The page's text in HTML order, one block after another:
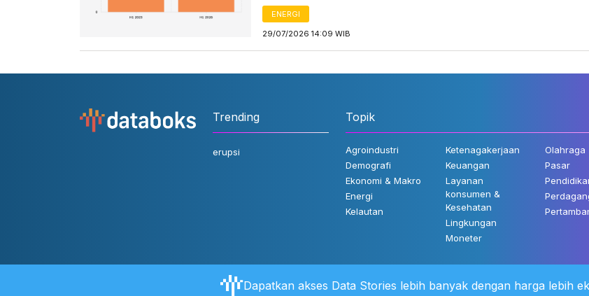
ENERGI
29/07/2026 14:09 WIB
Trending
erupsi
Topik
Agroindustri
Demografi
Ekonomi & Makro
Energi
Kelautan
Ketenagakerjaan
Keuangan
Layanan
konsumen &
Kesehatan
Lingkungan
Moneter
Olahraga
Pasar
Aturan Pengguna FAQ Hubungi Kami ©2022 Katadata. Hak
Dapatkan akses Data Stories lebih banyak dengan harga lebih